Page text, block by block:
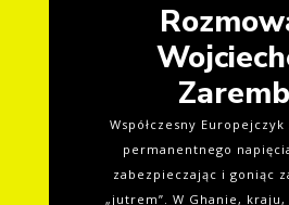
Współczesny
permanentnego
zabezpieczając i goniąc
„jutrem”. W Ghanie, kraju,